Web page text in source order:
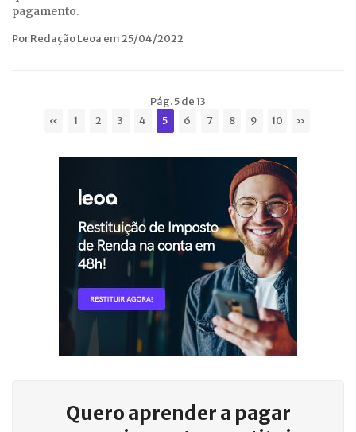
pagamento.
Por Redação Leoa em 25/04/2022
Pág. 5 de 13
«
1 2 3 4 5 6 7 8 9 10 »
Quero aprender a pagar